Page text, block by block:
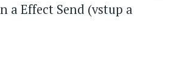
a Effect Send (vstup a